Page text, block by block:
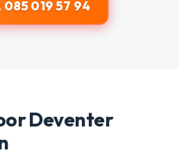
085 019 57 94
Deventer